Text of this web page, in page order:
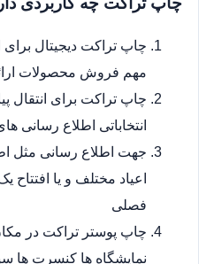
چاپ تراکت دیجیتال برای
مهم فروش محصولات
چاپ تراکت برای انتقال
انتخاباتی اطلاع رسانی
جهت اطلاع رسانی مثل
اعیاد مختلف و یا
فصلی
چاپ پوستر تراکت در
نمایشگاه ها کنسرت ها